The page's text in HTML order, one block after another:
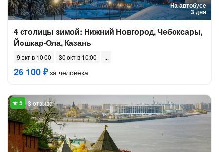
На автобусе
3 дня
4 столицы зимой: Нижний Новгород, Чебоксары,
Йошкар-Ола, Казань
9 окт в 10:00 30 окт в 10:00
26 100 ₽за человека
3 отзыва